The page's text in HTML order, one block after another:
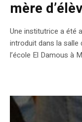
mère
Une institutrice a été
introduit dans la salle
l’école El Damous à